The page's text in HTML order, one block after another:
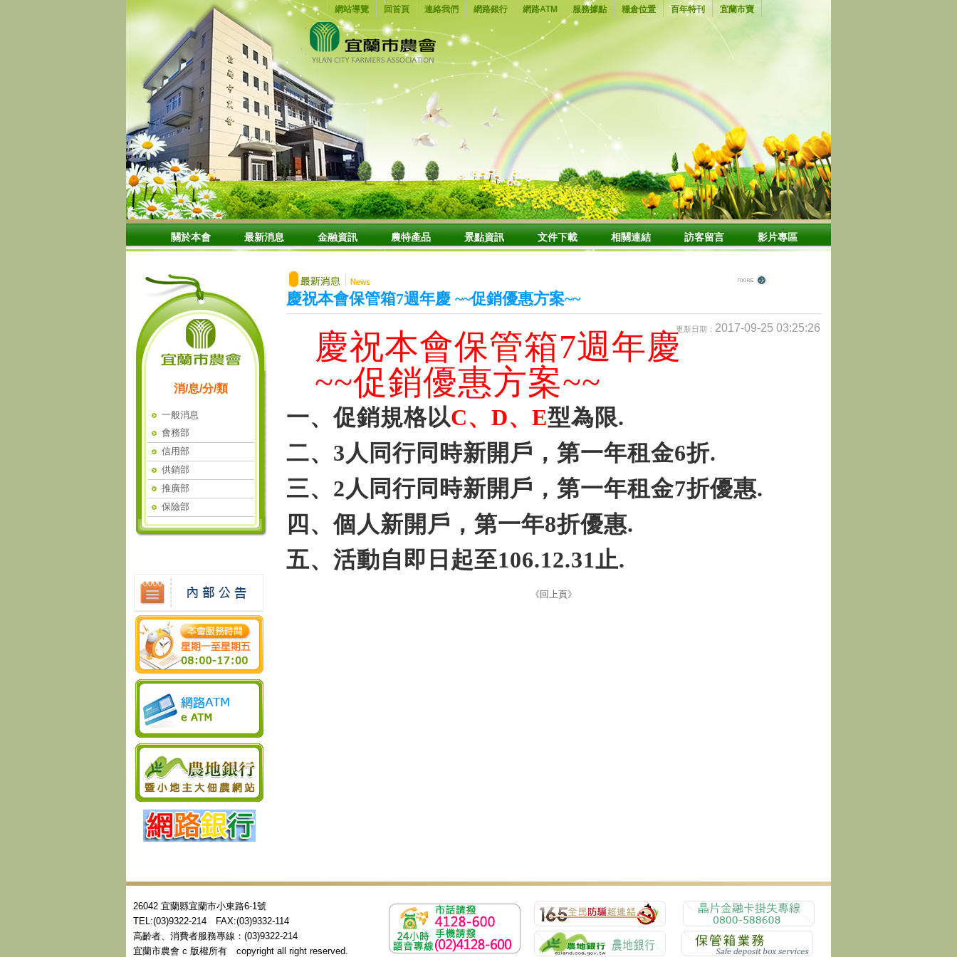
網站導覽 回首頁 連絡我們 網路銀行 網路ATM 服務據點 糧倉位置 百年特刊 宜蘭市寶
關於本會 最新消息 金融資訊 農特產品 景點資訊 文件下載 相關連結 訪客留言 影片專區
消/息/分/類
一般消息
會務部
信用部
供銷部
推廣部
保險部
慶祝本會保管箱7週年慶 ~~促銷優惠方案~~
更新日期： 2017-09-25 03:25:26
慶祝本會保管箱7週年慶
~~促銷優惠方案~~
一、促銷規格以C、 D、 E型為限.
二、 3人同行同時新開戶，第一年租金6折.
三、 2人同行同時新開戶，第一年租金7折優惠.
四、個人新開戶，第一年8折優惠.
五、活動自即日起至106.12.31止.
《回上頁》
26042 宜蘭縣宜蘭市小東路6-1號
TEL:(03)9322-214 FAX:(03)9332-114
高齡者、消費者服務專線：(03)9322-214
宜蘭市農會 c 版權所有 copyright all right reserved.